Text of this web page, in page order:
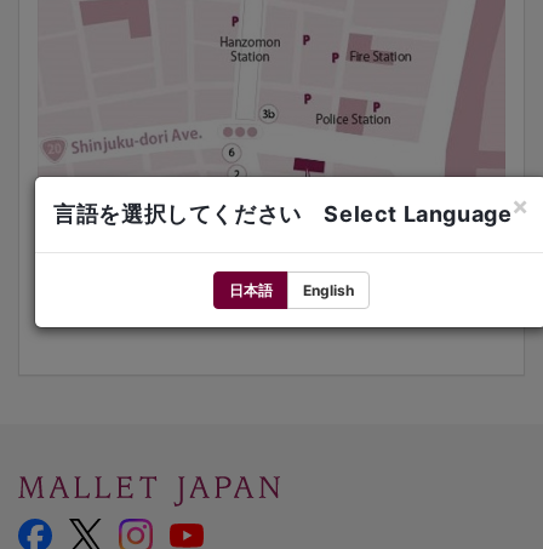
言語を選択してください Select Language×
日本語 English